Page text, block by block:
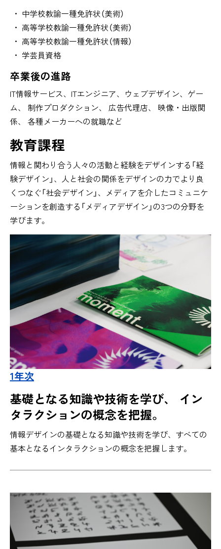
中学校教諭一種免許状（美術）
高等学校教諭一種免許状（美術）
高等学校教諭一種免許状（情報）
学芸員資格
卒業後の進路
IT情報サービス、ITエンジニア、ウェブデザイン、ゲー
ム、 制作プロダクション、 広告代理店、 映像・出版関
係、 各種メーカーへの就職など
教育課程
情報と関わり合う人々の活動と経験をデザインする「経
験デザイン」、人と社会の関係をデザインの力でより良
くつなぐ「社会デザイン」、メディアを介したコミュニケ
ーションを創造する「メディアデザイン」の3つの分野を
学びます。
1年次
基礎となる知識や技術を学び、 イン
タラクションの概念を把握。
情報デザインの基礎となる知識や技術を学び、すべての
基本となるインタラクションの概念を把握します。